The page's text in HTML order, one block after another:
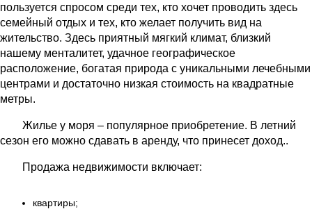
пользуется спросом среди тех, кто хочет проводить здесь
семейный отдых и тех, кто желает получить вид на
жительство. Здесь приятный мягкий климат, близкий
нашему менталитет, удачное географическое
расположение, богатая природа с уникальными лечебными
центрами и достаточно низкая стоимость на квадратные
метры.
Жилье у моря – популярное приобретение. В летний
сезон его можно сдавать в аренду, что принесет доход..
Продажа недвижимости включает:
квартиры;